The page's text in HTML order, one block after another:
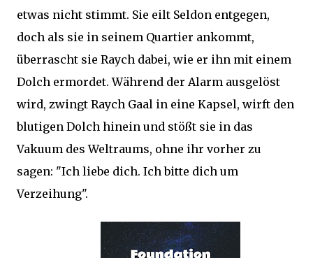
etwas nicht stimmt. Sie eilt Seldon entgegen,
doch als sie in seinem Quartier ankommt,
überrascht sie Raych dabei, wie er ihn mit einem
Dolch ermordet. Während der Alarm ausgelöst
wird, zwingt Raych Gaal in eine Kapsel, wirft den
blutigen Dolch hinein und stößt sie in das
Vakuum des Weltraums, ohne ihr vorher zu
sagen: "Ich liebe dich. Ich bitte dich um
Verzeihung".